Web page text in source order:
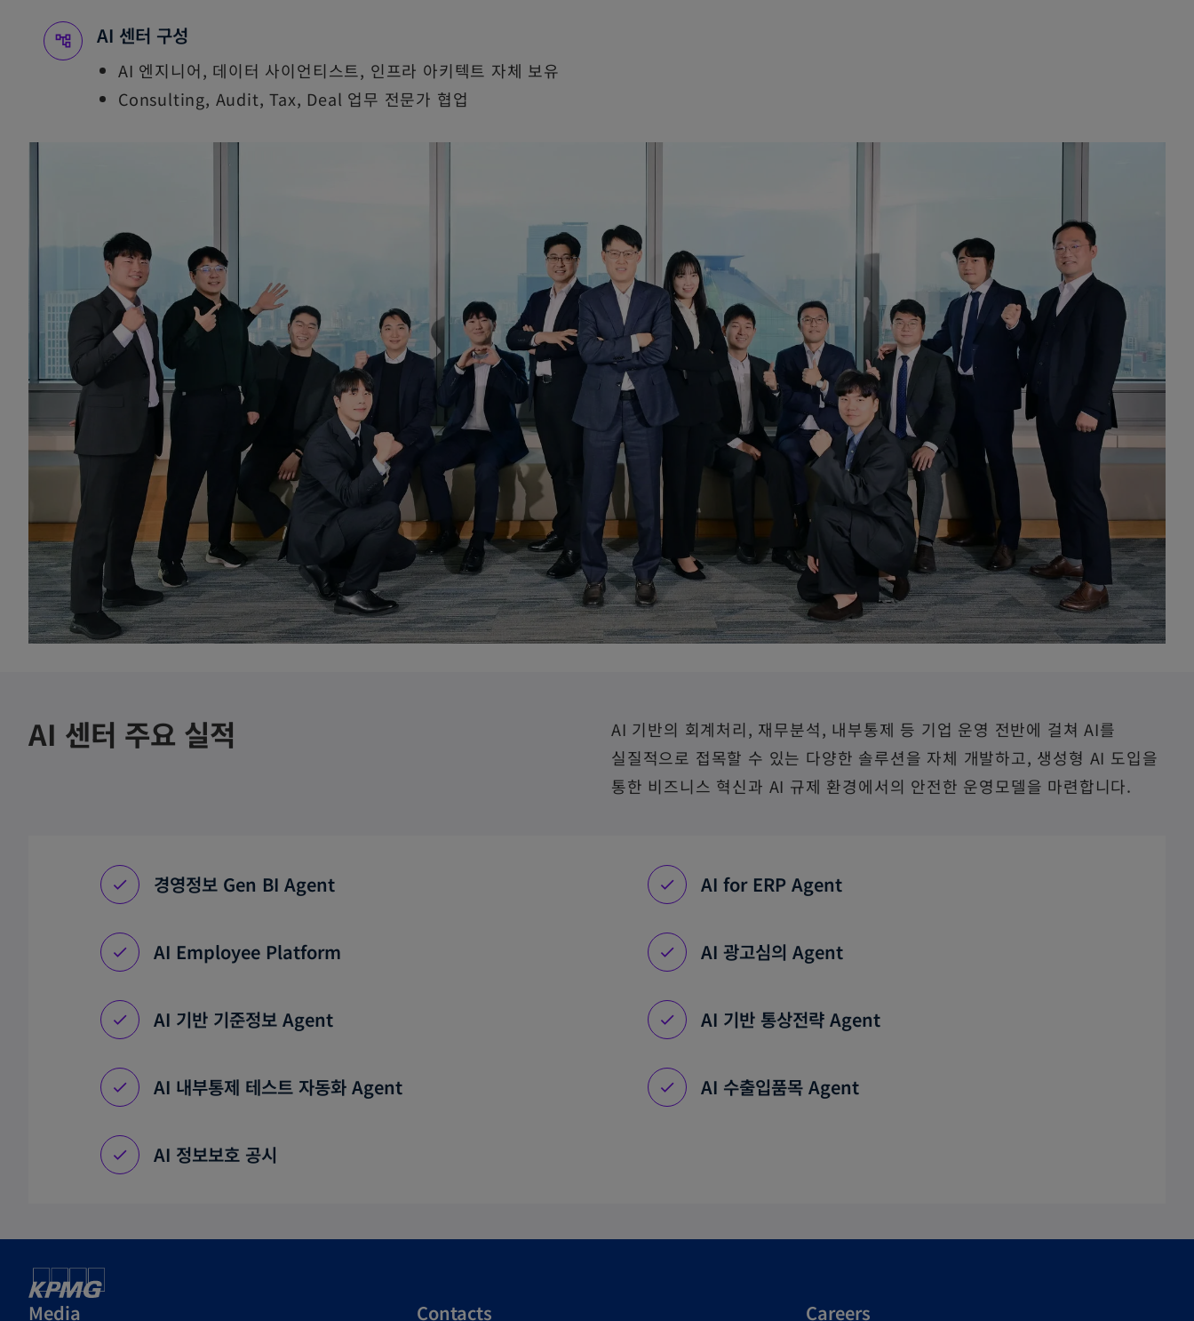
AI 센터 구성
AI 엔지니어, 데이터 사이언티스트, 인프라 아키텍트 자체 보유
Consulting, Audit, Tax, Deal 업무 전문가 협업
AI 센터 주요 실적
AI 기반의 회계처리, 재무분석, 내부통제 등 기업 운영 전반에 걸쳐 AI를
실질적으로 접목할 수 있는 다양한 솔루션을 자체 개발하고, 생성형 AI 도입을
통한 비즈니스 혁신과 AI 규제 환경에서의 안전한 운영모델을 마련합니다.
경영정보 Gen BI Agent
AI Employee Platform
AI 기반 기준정보 Agent
AI 내부통제 테스트 자동화 Agent
AI 정보보호 공시
AI for ERP Agent
AI 광고심의 Agent
AI 기반 통상전략 Agent
AI 수출입품목 Agent
Media Contacts Careers